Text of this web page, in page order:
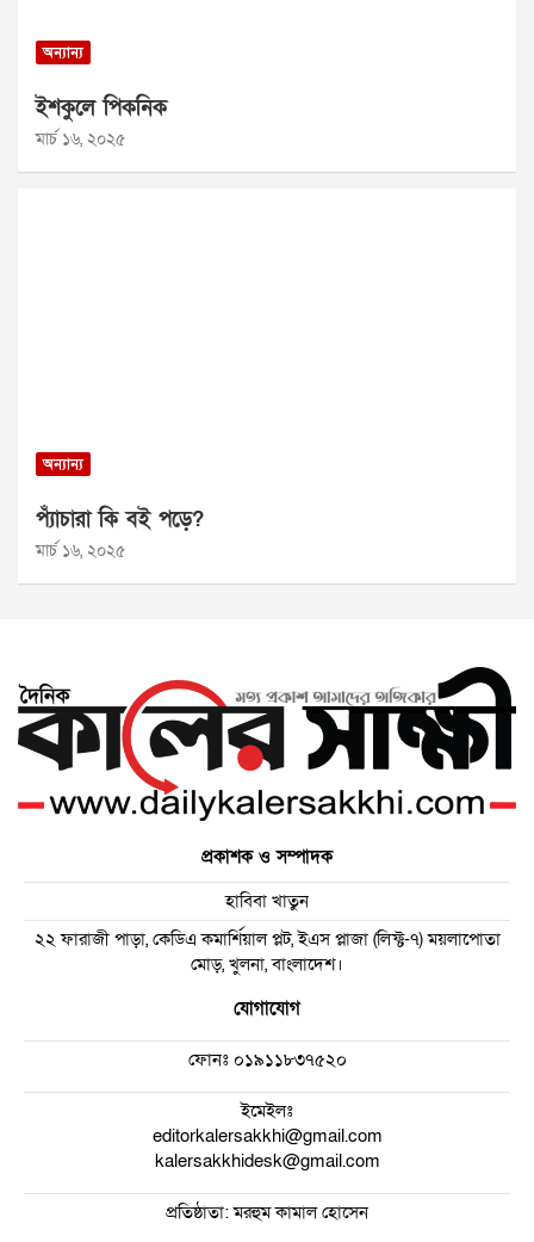
অন্যান্য
ইশকুলে পিকনিক
মার্চ ১৬, ২০২৫
অন্যান্য
প্যাঁচারা কি বই পড়ে?
মার্চ ১৬, ২০২৫
প্রকাশক ও সম্পাদক
হাবিবা খাতুন
২২ ফারাজী পাড়া, কেডিএ কমার্শিয়াল প্লট, ইএস প্লাজা (লিফ্ট-৭) ময়লাপোতা
মোড়, খুলনা, বাংলাদেশ।
যোগাযোগ
ফোনঃ০১৯১১৮৩৭৫২০
ইমেইলঃ
editorkalersakkhi@gmail.com
kalersakkhidesk@gmail.com
প্রতিষ্ঠাতা: মরহুম কামাল হোসেন